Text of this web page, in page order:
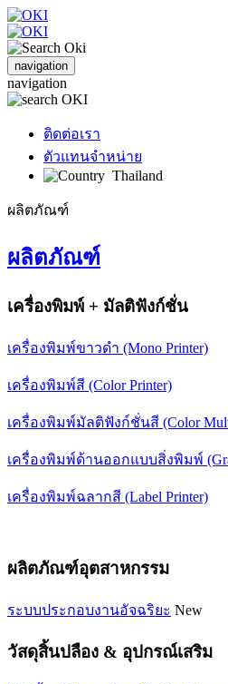
navigation
navigation
ติดต่อเรา
ตัวแทนจำหน่าย
Thailand
ผลิตภัณฑ์
ผลิตภัณฑ์
เครื่องพิมพ์ + มัลติฟังก์ชั่น
เครื่องพิมพ์ขาวดำ (Mono Printer)
เครื่องพิมพ์สี (Color Printer)
เครื่องพิมพ์มัลติฟังก์ชั่นสี (Color
เครื่องพิมพ์ด้านออกแบบสิ่งพิมพ์
เครื่องพิมพ์ฉลากสี (Label Printer)
ผลิตภัณฑ์อุตสาหกรรม
ระบบประกอบงานอัจฉริยะ New
วัสดุสิ้นปลือง & อุปกรณ์เสริม